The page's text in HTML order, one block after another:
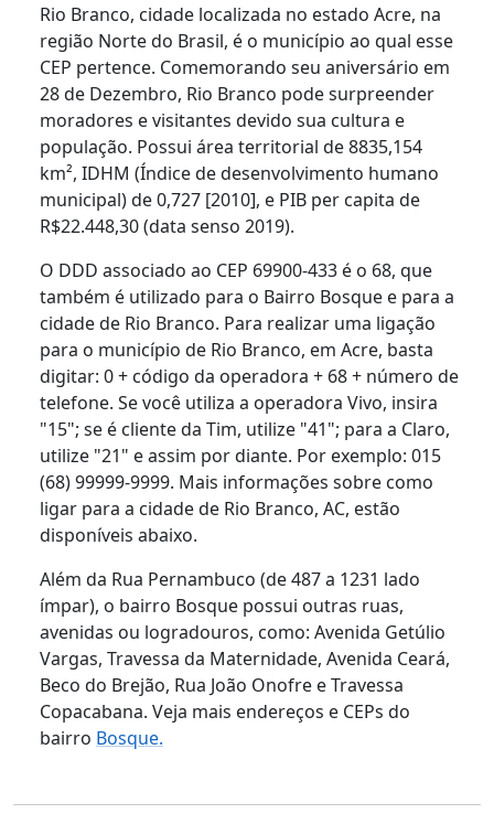
Rio Branco, cidade localizada no estado Acre, na
região Norte do Brasil, é o município ao qual esse
CEP pertence. Comemorando seu aniversário em
28 de Dezembro, Rio Branco pode surpreender
moradores e visitantes devido sua cultura e
população. Possui área territorial de 8835,154
km², IDHM (Índice de desenvolvimento humano
municipal) de 0,727 [2010], e PIB per capita de
R$22.448,30 (data senso 2019).
O DDD associado ao CEP 69900-433 é o 68, que
também é utilizado para o Bairro Bosque e para a
cidade de Rio Branco. Para realizar uma ligação
para o município de Rio Branco, em Acre, basta
digitar: 0 + código da operadora + 68 + número de
telefone. Se você utiliza a operadora Vivo, insira
"15"; se é cliente da Tim, utilize "41"; para a Claro,
utilize "21" e assim por diante. Por exemplo: 015
(68) 99999-9999. Mais informações sobre como
ligar para a cidade de Rio Branco, AC, estão
disponíveis abaixo.
Além da Rua Pernambuco (de 487 a 1231 lado
ímpar), o bairro Bosque possui outras ruas,
avenidas ou logradouros, como: Avenida Getúlio
Vargas, Travessa da Maternidade, Avenida Ceará,
Beco do Brejão, Rua João Onofre e Travessa
Copacabana. Veja mais endereços e CEPs do
bairro Bosque.